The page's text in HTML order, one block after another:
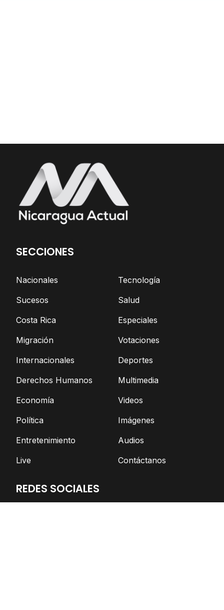
SECCIONES
Nacionales
Sucesos
Costa Rica
Migración
Internacionales
Derechos Humanos
Economía
Política
Entretenimiento
Live
Tecnología
Salud
Especiales
Votaciones
Deportes
Multimedia
Videos
Imágenes
Audios
Contáctanos
REDES SOCIALES